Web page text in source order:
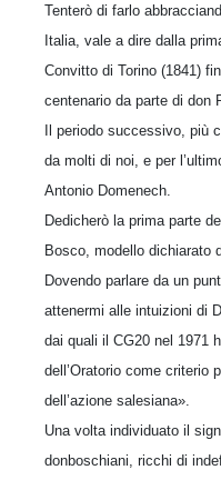
Tenterò di farlo
Italia, vale a dire dalla
Convitto di Torino (1841)
centenario da parte di don
Il periodo successivo, più
da molti di noi, e per
Antonio Domenech.
Dedicherò la prima parte
Bosco, modello dichiarato
Dovendo parlare da un
attenermi alle intuizioni di
dai quali il CG20 nel 1971
dell’Oratorio come criterio
dell’azione salesiana».
Una volta individuato il
donboschiani, ricchi di